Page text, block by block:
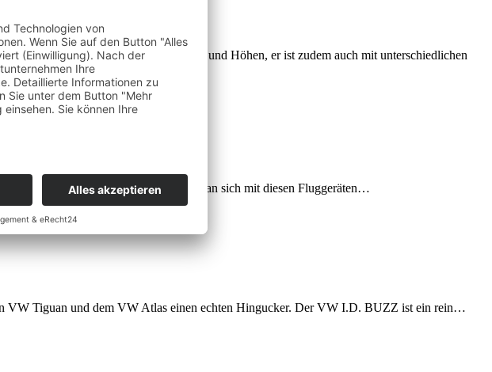
unterschiedliche Aufbauten, Längen und Höhen, er ist zudem auch mit unterschiedlichen
fliegen durfte wird wissen, dass man sich mit diesen Fluggeräten…
VW Tiguan und dem VW Atlas einen echten Hingucker. Der VW I.D. BUZZ ist ein rein…